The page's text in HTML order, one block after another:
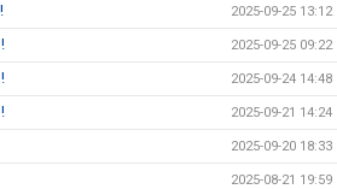
2025-09-25 13:12
2025-09-25 09:22
2025-09-24 14:48
2025-09-21 14:24
2025-09-20 18:33
2025-08-21 19:59